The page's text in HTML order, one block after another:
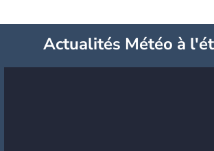
Actualités Météo à